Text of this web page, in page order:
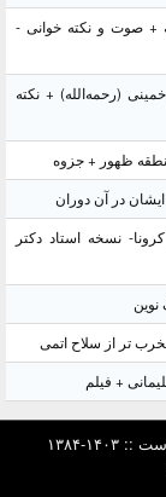
+ صوت و نکته خوانی -
(رحمه‌الله) + نکته
ظهور + جزوه
در آن دوران
نسخه استاد دکتر
تر از سلاح اتمی
+ فیلم
۱۳۸۴